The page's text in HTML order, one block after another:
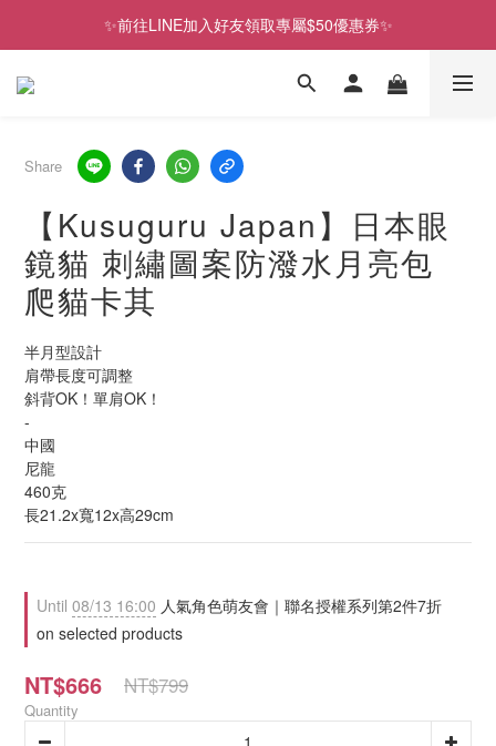
歡慶SNOOPY生日❤限時1件免運
✨前往LINE加入好友領取專屬$50優惠券✨
2026史努比、三麗鷗聯名款．新品上市
Share
【Kusuguru Japan】日本眼
鏡貓 刺繡圖案防潑水月亮包
爬貓卡其
半月型設計
肩帶長度可調整
斜背OK！單肩OK！
-
中國
尼龍
460克
長21.2x寬12x高29cm
Until 08/13 16:00 人氣角色萌友會｜聯名授權系列第2件7折
on selected products
NT$666 NT$799
Quantity